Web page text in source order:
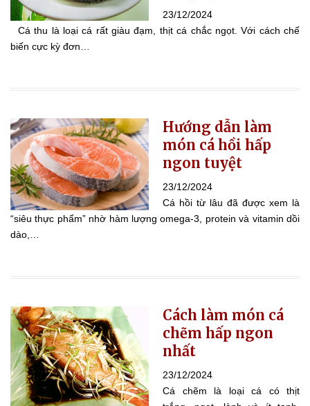
23/12/2024
Cá thu là loại cá rất giàu đạm, thịt cá chắc ngọt. Với cách chế
biến cực kỳ đơn…
Hướng dẫn làm
món cá hồi hấp
ngon tuyệt
23/12/2024
Cá hồi từ lâu đã được xem là
“siêu thực phẩm” nhờ hàm lượng omega-3, protein và vitamin dồi
dào,…
Cách làm món cá
chẽm hấp ngon
nhất
23/12/2024
Cá chẽm là loại cá có thịt